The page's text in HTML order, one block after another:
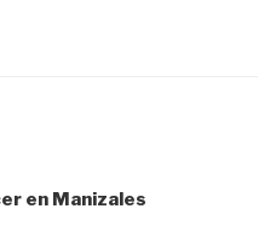
en Manizales